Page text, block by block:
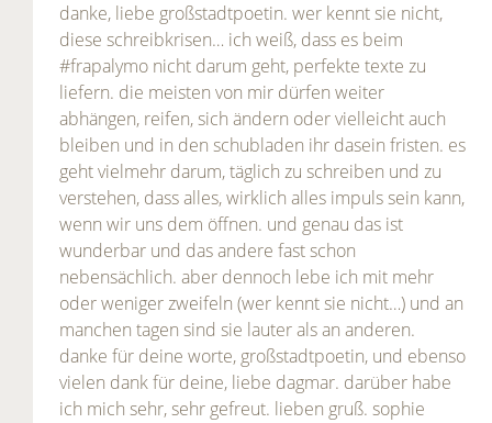
danke, liebe großstadtpoetin. wer kennt sie nicht,
diese schreibkrisen… ich weiß, dass es beim
#frapalymo nicht darum geht, perfekte texte zu
liefern. die meisten von mir dürfen weiter
abhängen, reifen, sich ändern oder vielleicht auch
bleiben und in den schubladen ihr dasein fristen. es
geht vielmehr darum, täglich zu schreiben und zu
verstehen, dass alles, wirklich alles impuls sein kann,
wenn wir uns dem öffnen. und genau das ist
wunderbar und das andere fast schon
nebensächlich. aber dennoch lebe ich mit mehr
oder weniger zweifeln (wer kennt sie nicht…) und an
manchen tagen sind sie lauter als an anderen.
danke für deine worte, großstadtpoetin, und ebenso
vielen dank für deine, liebe dagmar. darüber habe
ich mich sehr, sehr gefreut. lieben gruß. sophie